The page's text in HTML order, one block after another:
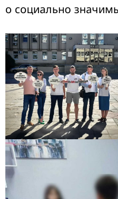
о социально